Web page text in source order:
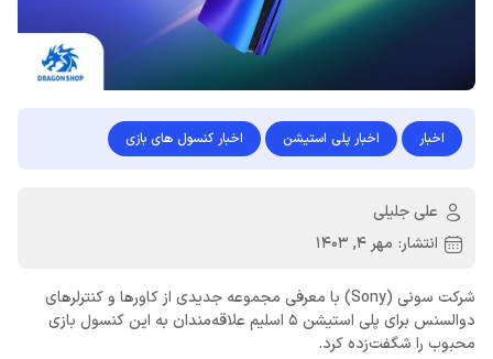
اخبار اخبار پلی استیشن اخبار کنسول های بازی
علی جلیلی
انتشار: مهر 4, 1403
شرکت سونی (Sony) با معرفی مجموعه جدیدی از کاورها و کنترلرهای
دوالسنس برای پلی استیشن 5 اسلیم علاقه‌مندان به این کنسول بازی
محبوب را شگفت‌زده کرد.